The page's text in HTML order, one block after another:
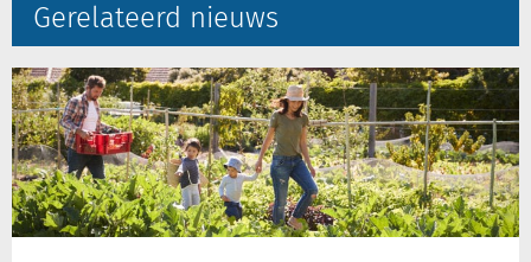
Gerelateerd nieuws